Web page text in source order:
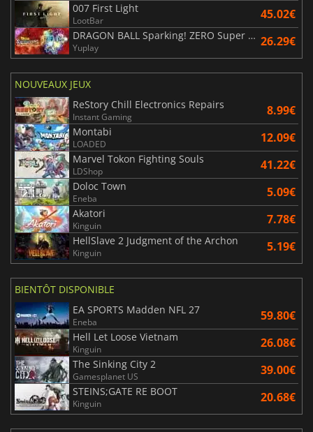
007 First Light
LootBar 45.02€
DRAGON BALL Sparking! ZERO Super Limit Breaking NEO
Yuplay 26.29€
NOUVEAUX JEUX
ReStory Chill Electronics Repairs
Instant Gaming 8.99€
Montabi
LOADED 12.09€
Marvel Tokon Fighting Souls
LDShop 41.22€
Doloc Town
Eneba 5.09€
Akatori
Kinguin 7.78€
HellSlave 2 Judgment of the Archon
Kinguin 5.19€
BIENTÔT DISPONIBLE
EA SPORTS Madden NFL 27
Eneba 59.80€
Hell Let Loose Vietnam
Kinguin 26.08€
The Sinking City 2
Gamesplanet US 39.00€
STEINS;GATE RE BOOT
Kinguin 20.68€